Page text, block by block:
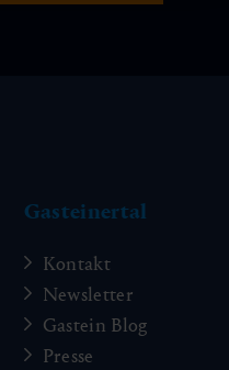
Gasteinertal
Kontakt
Newsletter
Gastein Blog
Presse